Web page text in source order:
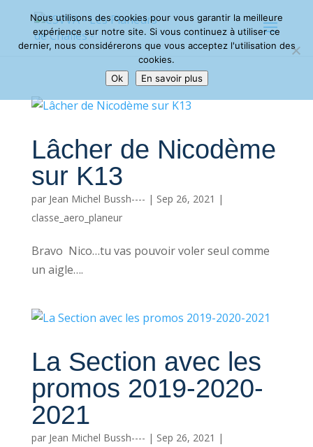
Lâcher de Nicodème
sur K13
par Jean Michel Bussh---- | Sep 26, 2021 |
classe_aero_planeur
Bravo Nico…tu vas pouvoir voler seul comme
un aigle….
La Section avec les
promos 2019-2020-
2021
par Jean Michel Bussh---- | Sep 26, 2021 |
Nous utilisons des cookies pour vous garantir la meilleure
expérience sur notre site. Si vous continuez à utiliser ce
dernier, nous considérerons que vous acceptez l'utilisation des
cookies.
Ok
En savoir plus